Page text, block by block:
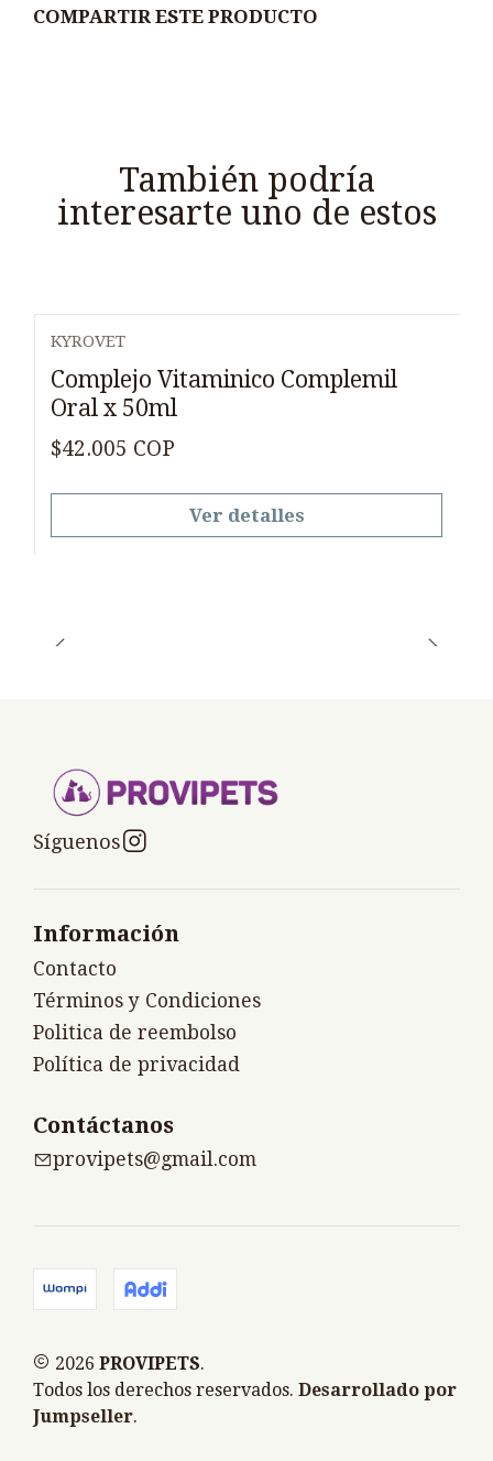
COMPARTIR ESTE PRODUCTO
También podría
interesarte uno de estos
KYROVET
Complejo Vitaminico Complemil
Oral x 50ml
$42.005 COP
Ver detalles
Síguenos
Información
Contacto
Términos y Condiciones
Politica de reembolso
Política de privacidad
Contáctanos
provipets@gmail.com
2026 PROVIPETS.
Todos los derechos reservados. Desarrollado por
Jumpseller.